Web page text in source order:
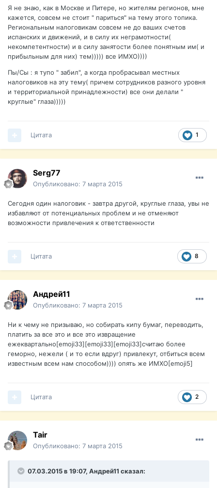
Я не знаю, как в Москве и Питере, но жителям регионов, мне
кажется, совсем не стоит " париться" на тему этого топика.
Региональным налоговикам совсем не до ваших счетов
испанских и движений, и в силу их неграмотности(
некомпетентности) и в силу занятости более понятным им( и
прибыльным для них) тем))))) все ИМХО))))
Пы/Сы : я тупо " забил", а когда пробрасывал местных
налоговиков на эту тему( причем сотрудников разного уровня
и территориальной принадлежности) все они делали "
круглые" глаза)))))
1
Цитата
Serg77
Опубликовано: 7 марта 2015
Сегодня один налоговик - завтра другой, круглые глаза, увы не
избавляют от потенциальных проблем и не отменяют
возможности привлечения к ответственности
8
Цитата
Андрей11
Опубликовано: 7 марта 2015
Ни к чему не призываю, но собирать кипу бумаг, переводить,
платить за все это и все это извращение
ежеквартально[emoji33][emoji33][emoji33]считаю более
геморно, нежели ( и то если вдруг) привлекут, отбиться всем
известным всем нам способом)))) опять же ИМХО[emoji5]️
2
Цитата
Tair
Опубликовано: 7 марта 2015
07.03.2015 в 19:07, Андрей11 сказал: